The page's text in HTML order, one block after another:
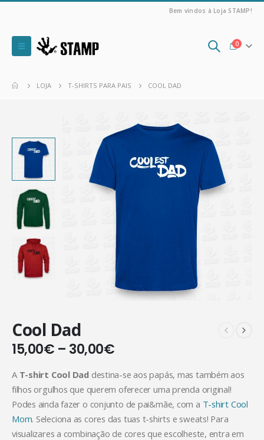
Bem vindos à Loja STAMP!
0
LOJA T-SHIRTS PARA PAIS COOL DAD
Cool Dad
15,00€ – 30,00€
A T-shirt Cool Dad destina-se aos papás, mas também aos
filhos orgulhos que querem oferecer uma prenda original!
Podes ainda fazer o conjunto de pai&mãe, com a T-shirt Cool
Mom. Seleciona as cores das tuas t-shirts e sweats! Para
visualizares a combinação de cores que escolheste, entra em